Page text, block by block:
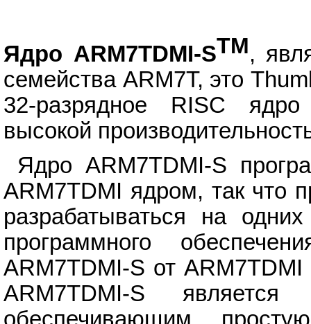
Ядро ARM7TDMI-STM,
семейства ARM7T, это
32-разрядное RISC
высокой
Ядро ARM7TDMI-S
ARM7TDMI ядром, так что
разрабатываться на
программного
ARM7TDMI-S от
ARM7TDMI-S